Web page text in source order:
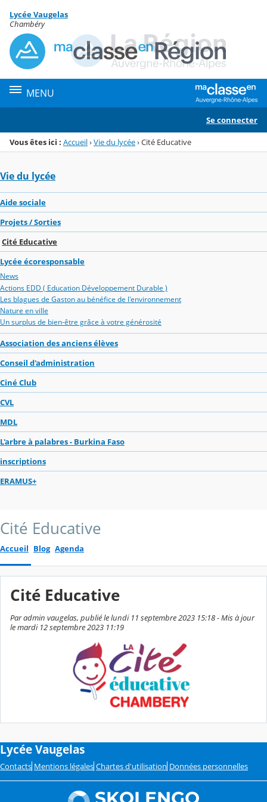
Menu de la rubrique
Contenu
Lycée Vaugelas
Chambéry
MENU
Se connecter
Vous êtes ici : Accueil›Vie du lycée›Cité Educative
Vie du lycée
Aide sociale
Projets / Sorties
Cité Educative
Lycée écoresponsable
News
Actions EDD ( Education Développement Durable )
Les blagues de Gaston au bénéfice de l'environnement
Nature en ville
Un surplus de bien-être grâce à votre générosité
Association des anciens élèves
Conseil d'administration
Ciné Club
CVL
MDL
L'arbre à palabres - Burkina Faso
inscriptions
ERAMUS+
Cité Educative
Accueil Blog Agenda
Cité Educative
Par admin vaugelas, publié le lundi 11 septembre 2023 15:18 - Mis à jour
le mardi 12 septembre 2023 11:19
Lycée Vaugelas
Contacts Mentions légales Chartes d'utilisation Données personnelles